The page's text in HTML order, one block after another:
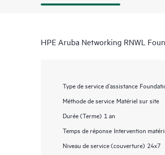
HPE Aruba Networking RNWL
Type de service d’assistance
Méthode de service Matériel sur site
Durée (Terme) 1 an
Temps de réponse Intervention
Niveau de service (couverture) 24x7